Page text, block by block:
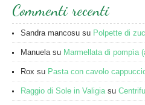
Commenti recenti
Sandra mancosu su Polpette di
Manuelasu Marmellata di pompìa
Rox su Pasta con cavolo
Raggio di Sole in Valigiasu